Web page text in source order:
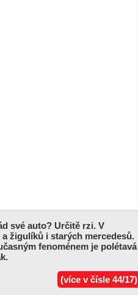
své auto? Určitě rzi. V
žigulíků i starých mercedesů.
fenoménem je polétavá
(více v čísle 44/17)